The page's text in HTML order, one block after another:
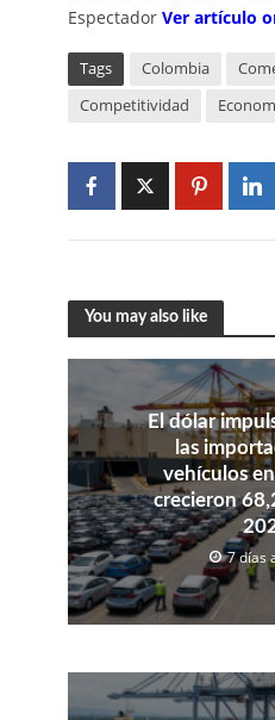
Espectador Ver artículo
Tags Colombia
Competitividad
You may also like
El dólar
las
vehículos
crecieron
7 días